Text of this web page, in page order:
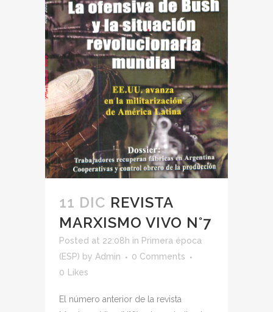
11 DIC REVISTA
MARXISMO VIVO N°7
Posted at 22:08h in Primera época
(ESP) by Admin
0 Comments
0 Likes
El número anterior de la revista